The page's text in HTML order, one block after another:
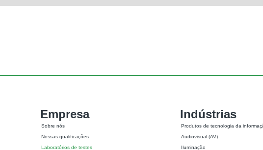
Empresa
Sobre nós
Nossas qualificações
Laboratórios de testes
Indústrias
Produtos de tecnologia da
Audiovisual (AV)
Iluminação